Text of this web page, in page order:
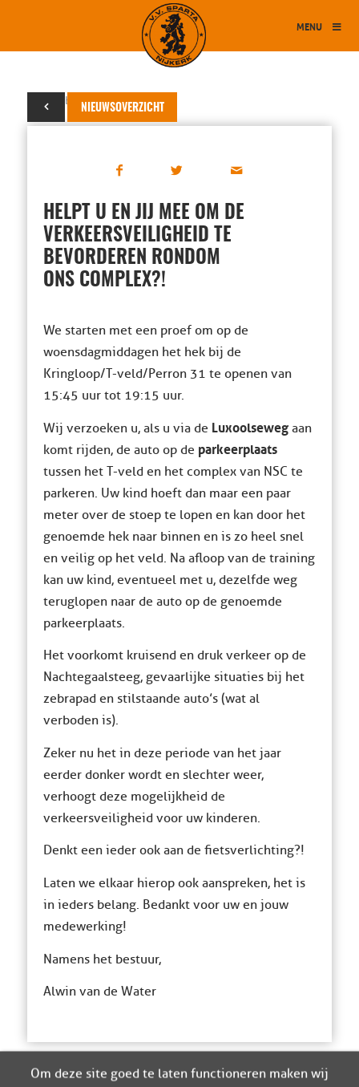
MENU
NIEUWSOVERZICHT
31 oktober 2022
HELPT U EN JIJ MEE OM DE
VERKEERSVEILIGHEID TE
BEVORDEREN RONDOM
ONS COMPLEX?!
We starten met een proef om op de
woensdagmiddagen het hek bij de
Kringloop/T-veld/Perron 31 te openen van
15:45 uur tot 19:15 uur.
Wij verzoeken u, als u via de Luxoolsewegaan
komt rijden, de auto op de parkeerplaats
tussen het T-veld en het complex van NSC te
parkeren. Uw kind hoeft dan maar een paar
meter over de stoep te lopen en kan door het
genoemde hek naar binnen en is zo heel snel
en veilig op het veld. Na afloop van de training
kan uw kind, eventueel met u, dezelfde weg
teruglopen naar de auto op de genoemde
parkeerplaats.
Het voorkomt kruisend en druk verkeer op de
Nachtegaalsteeg, gevaarlijke situaties bij het
zebrapad en stilstaande auto’s (wat al
verboden is).
Zeker nu het in deze periode van het jaar
eerder donker wordt en slechter weer,
verhoogt deze mogelijkheid de
verkeersveiligheid voor uw kinderen.
Denkt een ieder ook aan de fietsverlichting?!
Laten we elkaar hierop ook aanspreken, het is
in ieders belang. Bedankt voor uw en jouw
medewerking!
Namens het bestuur,
Alwin van de Water
Om deze site goed te laten functioneren maken wij